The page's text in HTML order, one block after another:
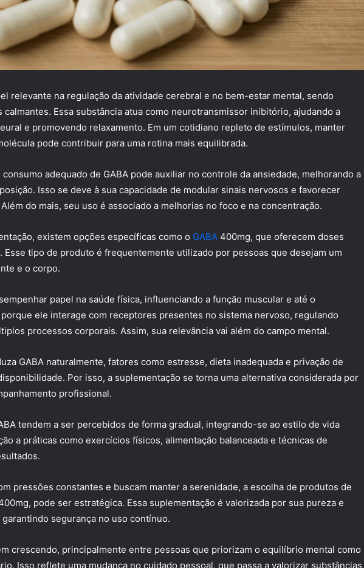
relevante na regulação da atividade cerebral e no bem-estar mental, sendo
Essa substância atua como neurotransmissor inibitório, ajudando a
e promovendo relaxamento. Em um cotidiano repleto de estímulos, manter
pode contribuir para uma rotina mais equilibrada.
adequado de GABA pode auxiliar no controle da ansiedade, melhorando a
Isso se deve à sua capacidade de modular sinais nervosos e favorecer
do mais, seu uso é associado a melhorias no foco e na concentração.
existem opções específicas como o GABA 400mg, que oferecem doses
Esse tipo de produto é frequentemente utilizado por pessoas que desejam um
e o corpo.
papel na saúde física, influenciando a função muscular e até o
ele interage com receptores presentes no sistema nervoso, regulando
processos corporais. Assim, sua relevância vai além do campo mental.
GABA naturalmente, fatores como estresse, dieta inadequada e privação de
Por isso, a suplementação se torna uma alternativa considerada por
profissional.
tendem a ser percebidos de forma gradual, integrando-se ao estilo de vida
a práticas como exercícios físicos, alimentação balanceada e técnicas de
pressões constantes e buscam manter a serenidade, a escolha de produtos de
pode ser estratégica. Essa suplementação é valorizada por sua pureza e
segurança no uso contínuo.
crescendo, principalmente entre pessoas que priorizam o equilíbrio mental como
Isso reflete uma mudança no cuidado pessoal, que passa a valorizar substâncias